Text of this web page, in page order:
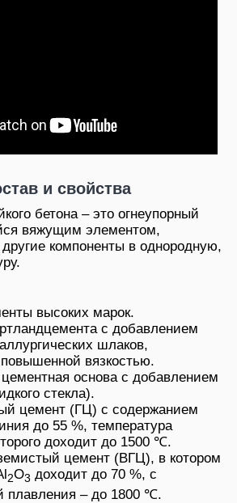
и свойства
бетона – это огнеупорный
вяжущим элементом,
компоненты в однородную,
высоких марок.
с добавлением
шлаков,
вязкостью.
основа с добавлением
стекла).
цемент (ГЦ) с содержанием
до 55 %, температура
доходит до 1500 ℃.
цемент (ВГЦ), в котором
2O3 доходит до 70 %, с
плавления – до 1800 ℃.